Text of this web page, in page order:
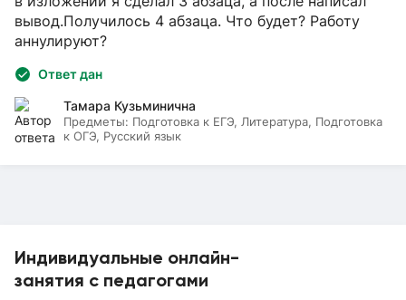
Индивидуальные онлайн-
занятия с педагогами
вывод.Получилось 4 абзаца. Что будет? Работу
аннулируют?
Ответ дан
Тамара Кузьминична
Предметы: Подготовка к ЕГЭ, Литература, Подготовка
к ОГЭ, Русский язык